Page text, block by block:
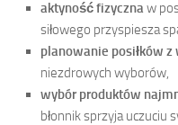
aktyność fizyczna w
siłowego przyspiesza
planowanie posiłków
niezdrowych wyborów,
wybór produktów
błonnik sprzyja uczuciu